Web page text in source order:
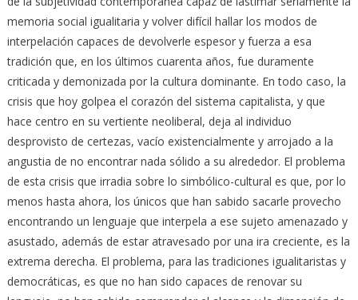
memoria social igualitaria y volver difícil hallar los modos de
interpelación capaces de devolverle espesor y fuerza a esa
tradición que, en los últimos cuarenta años, fue duramente
criticada y demonizada por la cultura dominante. En todo caso, la
crisis que hoy golpea el corazón del sistema capitalista, y que
hace centro en su vertiente neoliberal, deja al individuo
desprovisto de certezas, vacío existencialmente y arrojado a la
angustia de no encontrar nada sólido a su alrededor. El problema
de esta crisis que irradia sobre lo simbólico-cultural es que, por lo
menos hasta ahora, los únicos que han sabido sacarle provecho
encontrando un lenguaje que interpela a ese sujeto amenazado y
asustado, además de estar atravesado por una ira creciente, es la
extrema derecha. El problema, para las tradiciones igualitaristas y
democráticas, es que no han sido capaces de renovar su